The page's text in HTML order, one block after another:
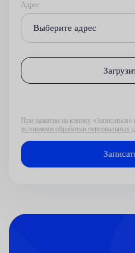
Адрес
Выберите адрес
При нажатии на кнопку «Записаться»
условиями обработки персональных